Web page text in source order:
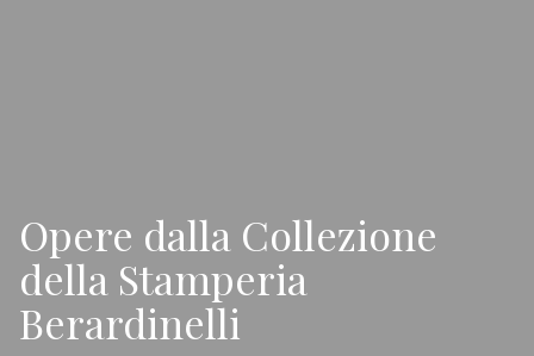
Opere dalla Collezione
della Stamperia
Berardinelli